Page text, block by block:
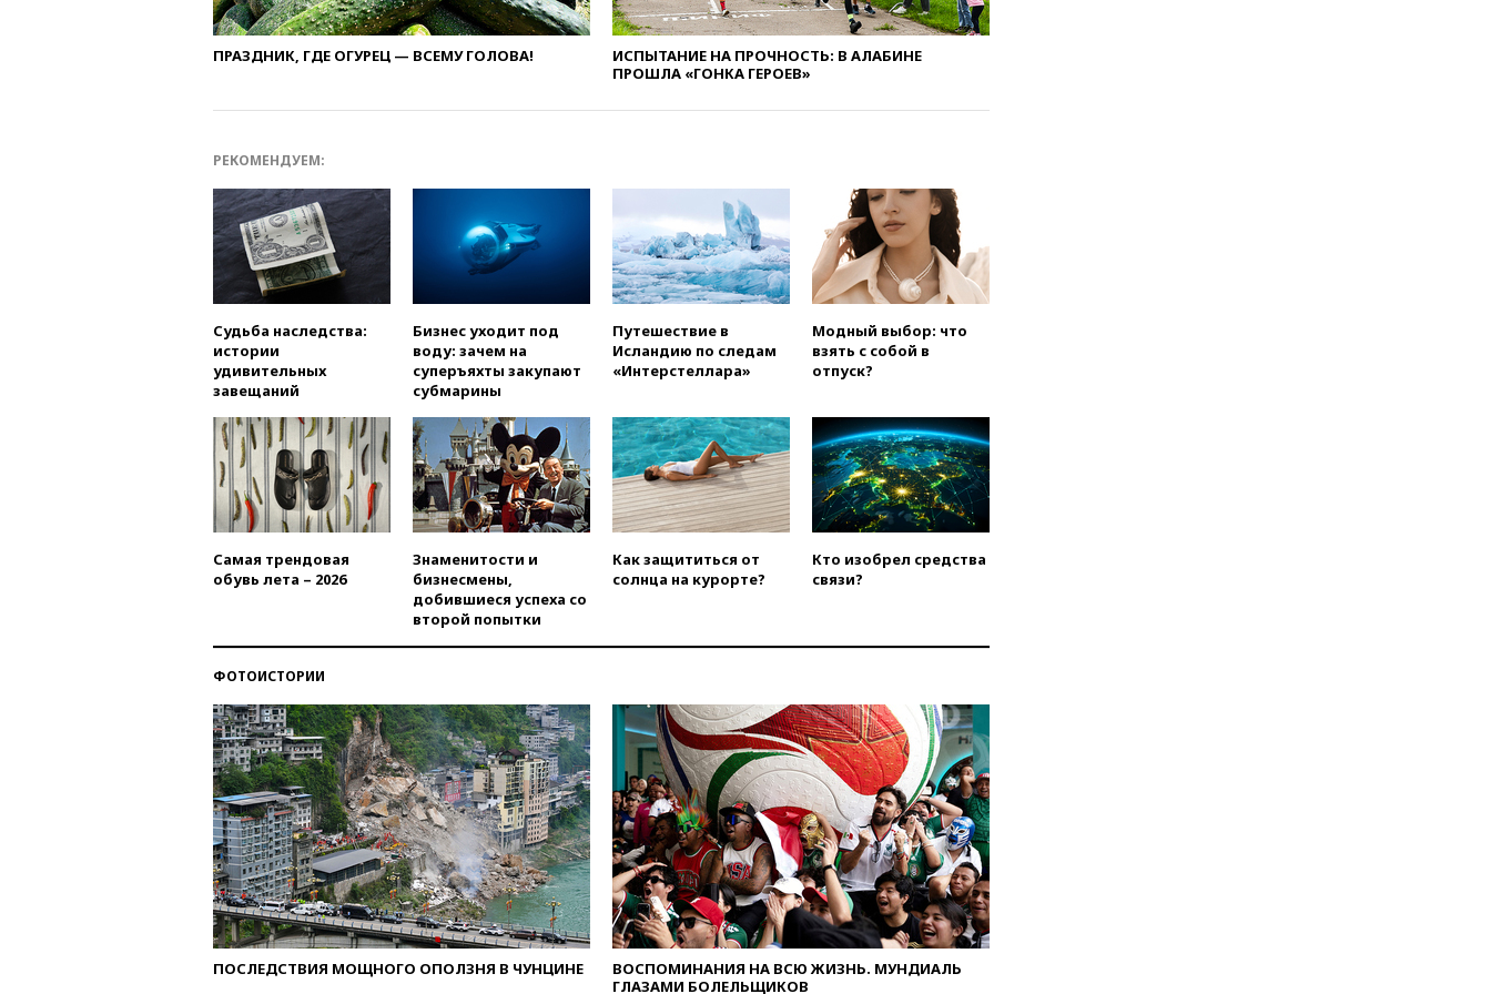
ресторана «Армения» в
Москве вернут утраченную
скульптуру балерины
протаранил погранпункт при
соглашение о прекращении
огня США и Ирана
вчера, 22:15Три человека
получили ножевые ранения
при нападении в Чехии
вчера, 22:00 Путин поручил
выделить средства на новые
РЛС для Белгородской
вчера, 21:56The Atlantic: Маск
отказал Украине в
использовании Starlink для
атак вглубь РФ
вчера, 21:35После пожара на
складе в Брянске возбудили
уголовное дело
Хорватии
опубликовал 16 новых видео с
НЛО
вчера, 21:00На границе
Украины с Польшей скопилось
свыше 6,5 тысячи грузовиков
вчера, 20:53Швыдкой:
«Интервидение» точно
пройдет в 2026 году
вчера, 20:45ПВО за день
сбила еще 75 украинских
беспилотников над Россией
вчера, 20:35
ПРАЗДНИК, ГДЕ ОГУРЕЦ — ВСЕМУ ГОЛОВА!
ИСПЫТАНИЕ НА ПРОЧНОСТЬ: В АЛАБИНЕ
ПРОШЛА «ГОНКА ГЕРОЕВ»
РЕКОМЕНДУЕМ:
Судьба наследства:
истории
удивительных
завещаний
Бизнес уходит под
воду: зачем на
суперъяхты закупают
субмарины
Путешествие в
Исландию по следам
«Интерстеллара»
Модный выбор: что
взять с собой в
отпуск?
Самая трендовая
обувь лета – 2026
Знаменитости и
бизнесмены,
добившиеся успеха со
второй попытки
Как защититься от
солнца на курорте?
Кто изобрел средства
связи?
ФОТОИСТОРИИ
ПОСЛЕДСТВИЯ МОЩНОГО ОПОЛЗНЯ В ЧУНЦИНЕ
ВОСПОМИНАНИЯ НА ВСЮ ЖИЗНЬ. МУНДИАЛЬ
ГЛАЗАМИ БОЛЕЛЬЩИКОВ